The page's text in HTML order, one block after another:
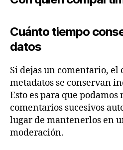
Cuánto tiempo
datos
Si dejas un comentario, el
metadatos se conservan
Esto es para que
comentarios sucesivos
lugar de mantenerlos en
moderación.